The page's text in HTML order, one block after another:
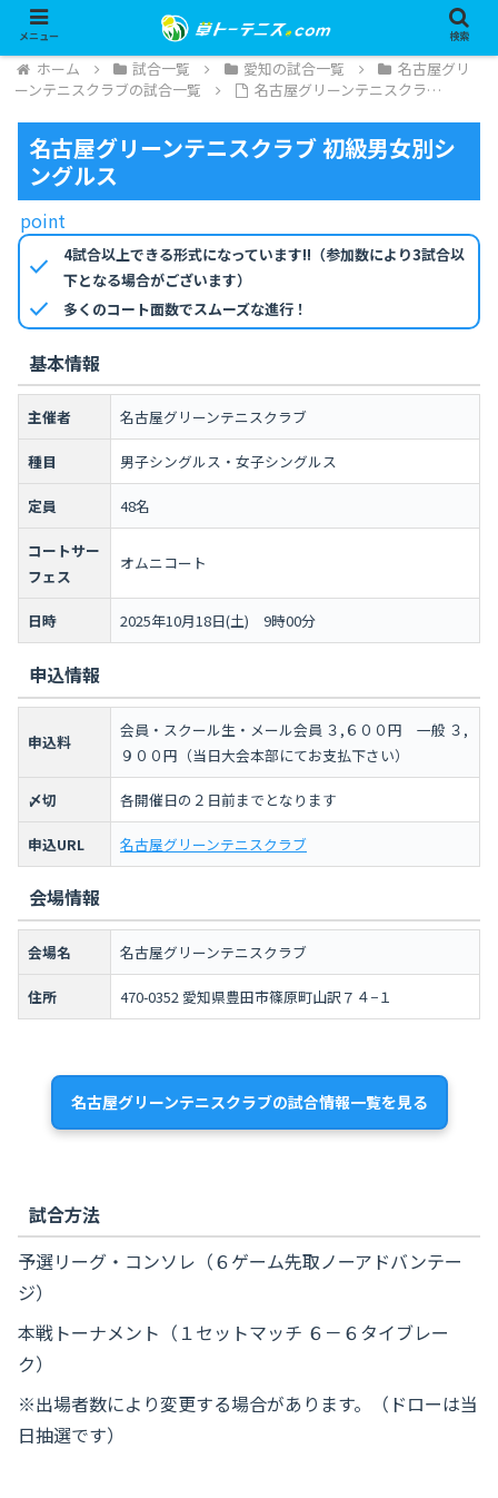
ホーム 試合一覧 愛知の試合一覧
名古屋グリ
ーンテニスクラブの試合一覧
名古屋グリーンテニスクラ…
名古屋グリーンテニスクラブ 初級男女別シ
ングルス
point
check
4試合以上できる形式になっています!!（参加数により3試合以
下となる場合がございます）
check 多くのコート面数でスムーズな進行！
基本情報
主催者 名古屋グリーンテニスクラブ
種目 男子シングルス・女子シングルス
定員 48名
コートサー
フェス
オムニコート
日時 2025年10月18日(土) 9時00分
申込情報
申込料
会員・スクール生・メール会員 ３,６００円 一般 ３,
９００円（当日大会本部にてお支払下さい）
〆切 各開催日の２日前までとなります
申込URL 名古屋グリーンテニスクラブ
会場情報
会場名 名古屋グリーンテニスクラブ
住所 470-0352 愛知県豊田市篠原町山訳７４−１
名古屋グリーンテニスクラブの試合情報一覧を見る
試合方法
予選リーグ・コンソレ（６ゲーム先取ノーアドバンテー
ジ）
本戦トーナメント（１セットマッチ ６－６タイブレー
ク）
※出場者数により変更する場合があります。（ドローは当
日抽選です）
メニュー 検索